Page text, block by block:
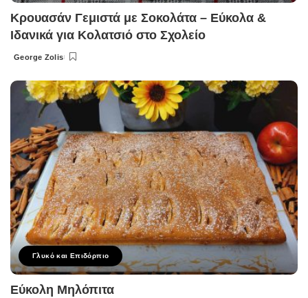
Κρουασάν Γεμιστά με Σοκολάτα – Εύκολα &
Ιδανικά για Κολατσιό στο Σχολείο
Posted
George Zolis
Γλυκό και Επιδόρπιο
Εύκολη Μηλόπιτα